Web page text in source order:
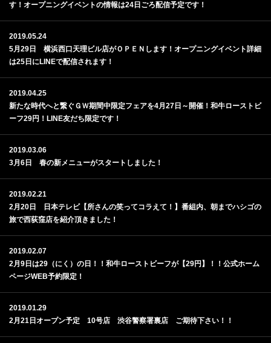
す！オープニングイベントの情報は24日ごろ配信予定です！
2019.05.24
5月29日 横浜西口天理ビル店がＯＰＥＮします！オープニングイベント詳細
は25日にLINEで配信されます！
2019.04.25
新たな時代へと繋ぐＧＷ期間中限定フェアを4月27日～開催！和牛ローストビ
ーフ29円！LINE友だち限定です！
2019.03.06
3月6日 春の新メニューがスタートしました！
2019.02.21
2月20日 日本テレビ【所さんの笑ってコラえて！】番組内、朝までハシゴの
旅で西荻窪店を紹介頂きました！
2019.02.07
2月9日は29（にく）の日！！和牛ローストビーフが【29円】！！公式ホーム
ページWEB予約限定！
2019.01.29
2月21日オープン予定 10号店 渋谷警察署裏店 ご期待下さい！！